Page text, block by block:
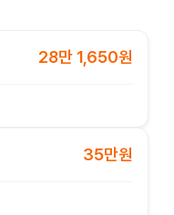
28만 1,650원
35만원